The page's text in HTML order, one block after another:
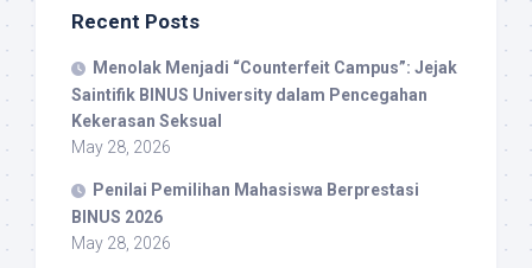
Recent Posts
Menolak Menjadi “Counterfeit Campus”: Jejak
Saintifik BINUS University dalam Pencegahan
Kekerasan Seksual
May 28, 2026
Penilai Pemilihan Mahasiswa Berprestasi
BINUS 2026
May 28, 2026